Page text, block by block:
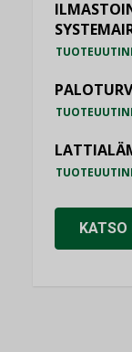
KATSO